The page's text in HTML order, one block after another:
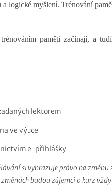
a logické myšlení. Trénování
paměti začínají, a
lektorem
ve výuce
e-přihlášky
si vyhrazuje právo na změnu
budou zájemci o kurz